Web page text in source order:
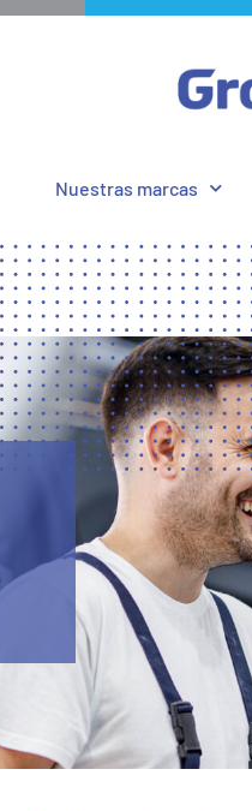
Nuestras marcas